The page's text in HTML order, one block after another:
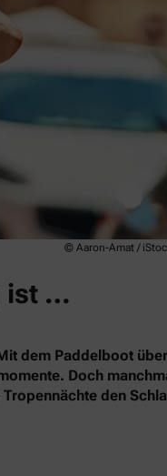
© Aaron-Amat /
ist …
dem Paddelboot
Doch
den